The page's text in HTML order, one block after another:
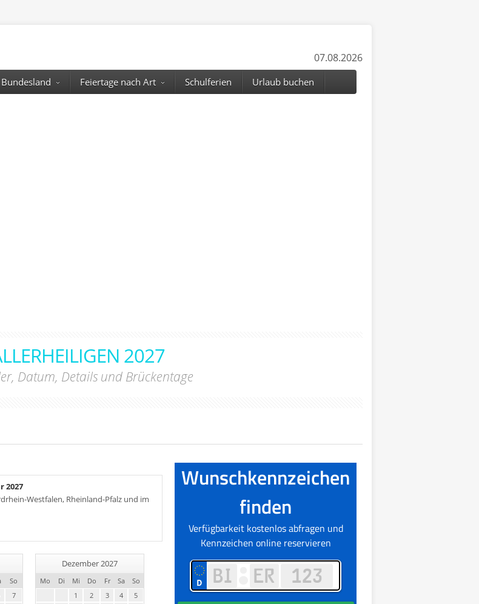
07.08.2026
Feiertage nach Art Schulferien Urlaub buchen
2027
Datum, Details und Brückentage
2027
Westfalen, Rheinland-Pfalz und im
So
7
Dezember 2027
Mo Di Mi Do Fr Sa
So
1
2 3 4
5